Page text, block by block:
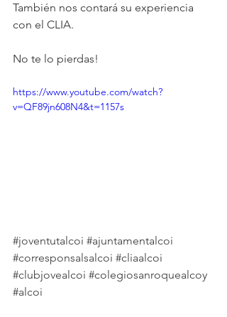
También nos contará su experiencia
con el CLIA.
No te lo pierdas!
https://www.youtube.com/watch?
v=QF89jn608N4&t=1157s
#joventutalcoi #ajuntamentalcoi
#corresponsalsalcoi #cliaalcoi
#clubjovealcoi #colegiosanroquealcoy
#alcoi